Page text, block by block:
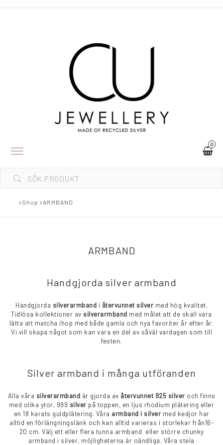
0
Toggle
navigation
Shop ARMBAND
ARMBAND
Handgjorda silver armband
Handgjorda silverarmband i återvunnet silver med hög kvalitet.
Tidlösa kollektioner av silverarmband med målet att de skall vara
lätta att matcha ihop med både gamla och nya favoriter år efter år.
Vi vill skapa något som kan vara en del av såväl vardagen som till
festen.
Silver armband i många utföranden
Alla våra silverarmband är gjorda av återvunnet 925 silver och finns
med olika ytor, 999 silver på toppen, en ljus rhodium plätering eller
en 18 karats guldplätering. Våra armband i silver med kedjor har
alltid en förlängningslänk och kan alltid varieras i storlekar från16-
20 cm. Välj ett eller flera tunna armband eller större chunky
armband i silver, möjligheterna är oändliga. Våra stela